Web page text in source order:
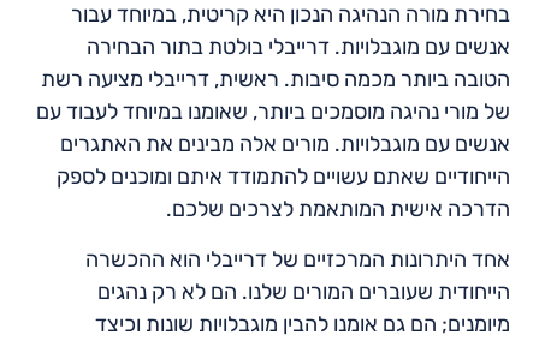
בחירת מורה הנהיגה הנכון היא קריטית, במיוחד עבור
אנשים עם מוגבלויות. דרייבלי בולטת בתור הבחירה
הטובה ביותר מכמה סיבות. ראשית, דרייבלי מציעה רשת
של מורי נהיגה מוסמכים ביותר, שאומנו במיוחד לעבוד עם
אנשים עם מוגבלויות. מורים אלה מבינים את האתגרים
הייחודיים שאתם עשויים להתמודד איתם ומוכנים לספק
הדרכה אישית המותאמת לצרכים שלכם.
אחד היתרונות המרכזיים של דרייבלי הוא ההכשרה
הייחודית שעוברים המורים שלנו. הם לא רק נהגים
מיומנים; הם גם אומנו להבין מוגבלויות שונות וכיצד